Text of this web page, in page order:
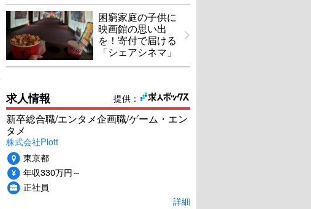
困窮家庭の子供に
映画館の思い出
を！寄付で届ける
「シェアシネマ」
提供：
求人情報
新卒総合職/エンタメ企画職/ゲーム・エン
タメ
株式会社Plott
東京都
年収330万円～
正社員
詳細